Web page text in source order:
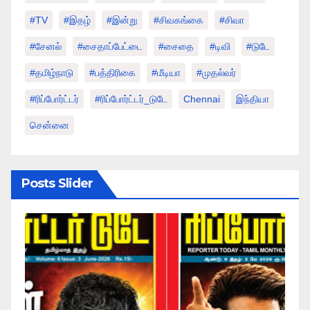
#TV #இதழ் #இன்று #சிவகங்கை #சிவா
#சேனல் #சைதாப்பேட்டை #சைதை #டிவி #டுடே
#தமிழ்நாடு #பத்திரிகை #மீடியா #முதல்வர்
#ரிப்போர்ட்டர் #ரிப்போர்ட்டர்_டுடே Chennai இந்தியா
சென்னை
Posts Slider